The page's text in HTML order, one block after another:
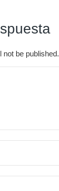
not be published.